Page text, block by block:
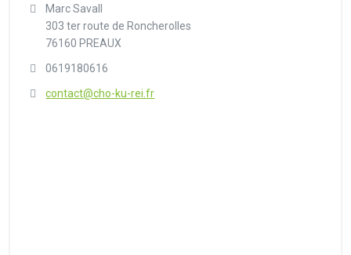
Marc Savall
303 ter route de Roncherolles
76160 PREAUX
0619180616
contact@cho-ku-rei.fr